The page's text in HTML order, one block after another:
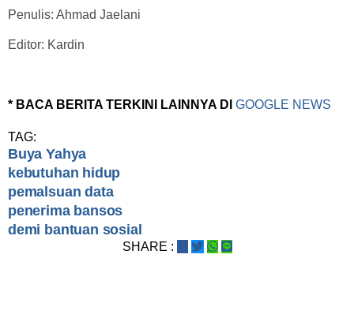
Penulis: Ahmad Jaelani
Editor: Kardin
* BACA BERITA TERKINI LAINNYA DI GOOGLE NEWS
TAG:
Buya Yahya
kebutuhan hidup
pemalsuan data
penerima bansos
demi bantuan sosial
SHARE :